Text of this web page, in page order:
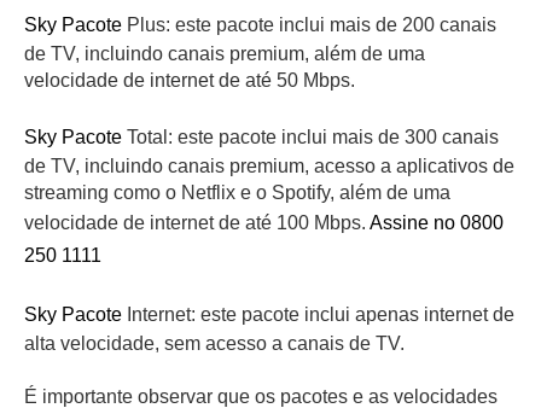
Sky Pacote Plus: este pacote inclui mais de 200 canais
de TV, incluindo canais premium, além de uma
velocidade de internet de até 50 Mbps.
Sky Pacote Total: este pacote inclui mais de 300 canais
de TV, incluindo canais premium, acesso a aplicativos de
streaming como o Netflix e o Spotify, além de uma
velocidade de internet de até 100 Mbps. Assine no 0800
250 1111
Sky Pacote Internet: este pacote inclui apenas internet de
alta velocidade, sem acesso a canais de TV.
É importante observar que os pacotes e as velocidades